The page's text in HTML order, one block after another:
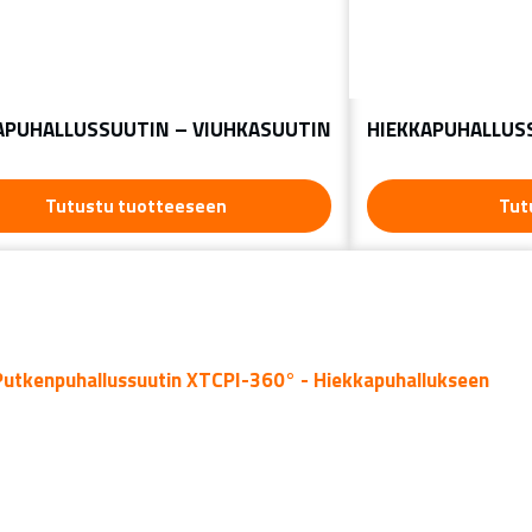
– VIUHKASUUTIN
Tutustu tuotteeseen